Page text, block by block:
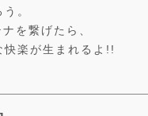
。
を繋げたら、
快楽が生まれるよ!!